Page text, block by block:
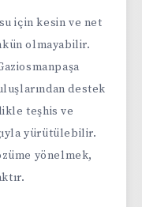
için kesin ve net
olmayabilir.
destek
teşhis ve
yürütülebilir.
yönelmek,